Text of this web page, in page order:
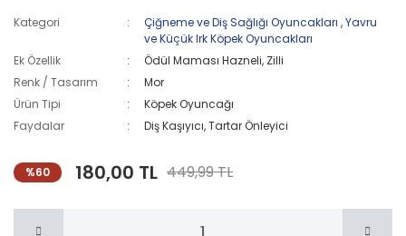
Kategori Çiğneme ve Diş Sağlığı Oyuncakları ,Yavru
ve Küçük Irk Köpek Oyuncakları
Ek Özellik
Ödül Maması Hazneli, Zilli
Renk / Tasarım
Mor
Ürün Tipi
Köpek Oyuncağı
Faydalar
Diş Kaşıyıcı, Tartar Önleyici
%60 180,00 TL 449,99 TL